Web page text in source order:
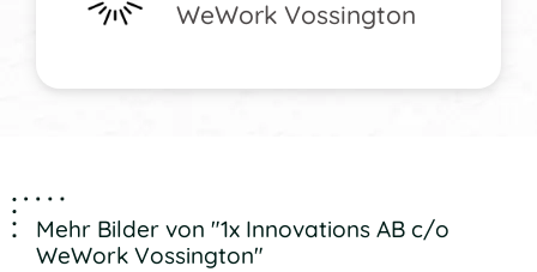
WeWork Vossington
Mehr Bilder von "1x Innovations AB c/o
WeWork Vossington"